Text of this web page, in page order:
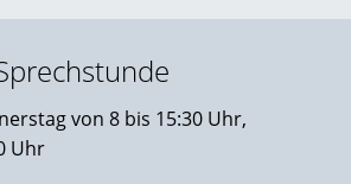
von 8 bis 15:30 Uhr,
Uhr